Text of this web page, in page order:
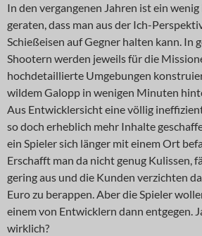
In den vergangenen Jahren ist ein
geraten, dass man aus der Ich-
Schießeisen auf Gegner halten kann. In
Shootern werden jeweils für die
hochdetaillierte Umgebungen
wildem Galopp in wenigen Minuten
Aus Entwicklersicht eine völlig
so doch erheblich mehr Inhalte
ein Spieler sich länger mit einem Ort
Erschafft man da nicht genug Kulissen,
gering aus und die Kunden verzichten
Euro zu berappen. Aber die Spieler
einem von Entwicklern dann entgegen.
wirklich?